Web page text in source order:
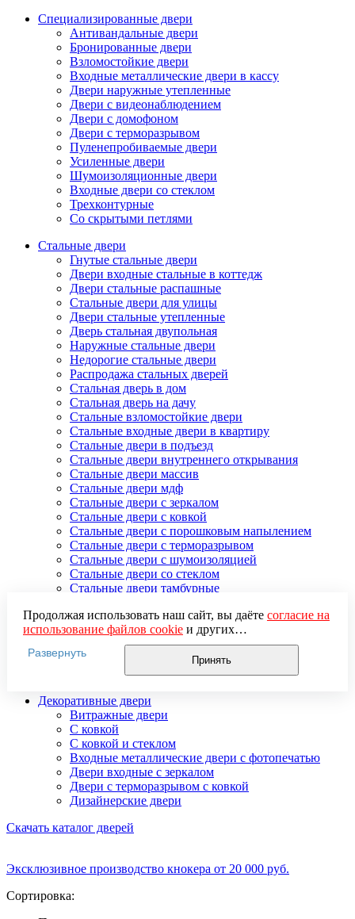
Специализированные двери
Антивандальные двери
Бронированные двери
Взломостойкие двери
Входные металлические двери в кассу
Двери наружные утепленные
Двери с видеонаблюдением
Двери с домофоном
Двери с терморазрывом
Пуленепробиваемые двери
Усиленные двери
Шумоизоляционные двери
Входные двери со стеклом
Трехконтурные
Со скрытыми петлями
Стальные двери
Гнутые стальные двери
Двери входные стальные в коттедж
Двери стальные распашные
Стальные двери для улицы
Двери стальные утепленные
Дверь стальная двупольная
Наружные стальные двери
Недорогие стальные двери
Распродажа стальных дверей
Стальная дверь в дом
Стальная дверь на дачу
Стальные взломостойкие двери
Стальные входные двери в квартиру
Стальные двери в подъезд
Стальные двери внутреннего открывания
Стальные двери массив
Стальные двери мдф
Стальные двери с зеркалом
Стальные двери с ковкой
Стальные двери с порошковым напылением
Стальные двери с терморазрывом
Стальные двери с шумоизоляцией
Стальные двери со стеклом
Стальные двери тамбурные
Усиленные стальные двери
Элитные стальные входные двери
Стальные двери 2 мм
Стальные двери 3 мм
Стальные двери 4 мм
Декоративные двери
Витражные двери
С ковкой
С ковкой и стеклом
Входные металлические двери с фотопечатью
Двери входные с зеркалом
Двери с терморазрывом с ковкой
Дизайнерские двери
Скачать каталог дверей
Эксклюзивное производство кнокера от 20 000 руб.
Сортировка:
Продолжая использовать наш сайт, вы даёте согласие на
использование файлов cookieи других
пользовательских данных (включая IP-адрес, сведения о
местоположении, устройстве, действиях на сайте и т. п.)
для функционирования сайта, проведения
использования систем аналитики (например,
Яндекс.Метрика), в соответствии с нашей
обработки персональных данных.
Если вы не хотите, чтобы ваши данные обрабатывались,
настройте ограничения в браузере или покиньте сайт.
Развернуть
Принять